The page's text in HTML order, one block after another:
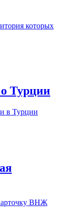
которых
Турции
в Турции
ВНЖ